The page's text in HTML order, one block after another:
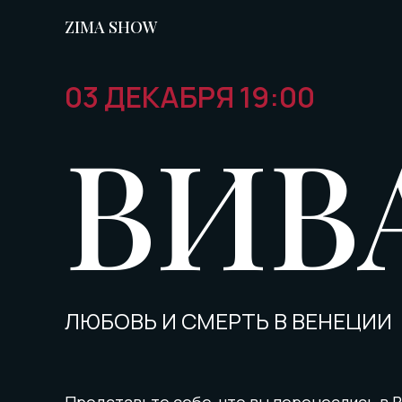
ZIMA SHOW
03 ДЕКАБРЯ 19:00
ЛЮБОВЬ И СМЕРТЬ В ВЕНЕЦИИ